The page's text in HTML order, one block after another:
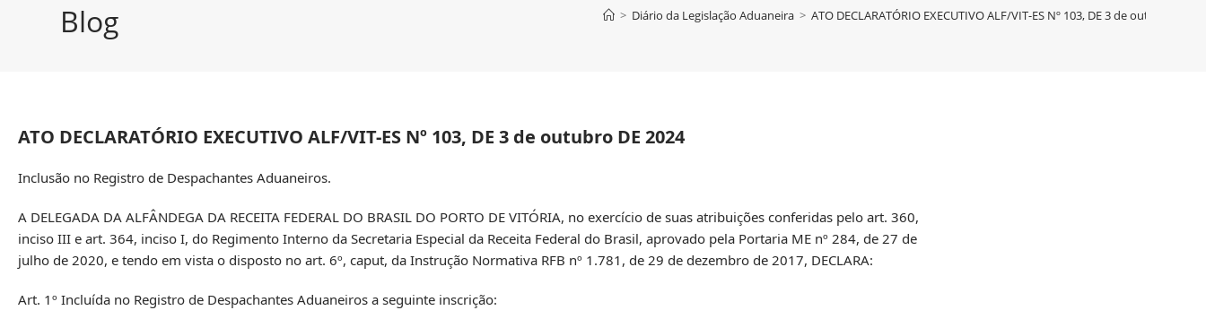
Blog > Diário da Legislação Aduaneira > ATO DECLARATÓRIO EXECUTIVO ALF/VIT-ES Nº 103, DE 3 de outubro DE
ATO DECLARATÓRIO EXECUTIVO ALF/VIT-ES Nº 103, DE 3 de outubro DE 2024
Inclusão no Registro de Despachantes Aduaneiros.
A DELEGADA DA ALFÂNDEGA DA RECEITA FEDERAL DO BRASIL DO PORTO DE VITÓRIA, no exercício de suas atribuições conferidas pelo art. 360,
inciso III e art. 364, inciso I, do Regimento Interno da Secretaria Especial da Receita Federal do Brasil, aprovado pela Portaria ME nº 284, de 27 de
julho de 2020, e tendo em vista o disposto no art. 6º, caput, da Instrução Normativa RFB nº 1.781, de 29 de dezembro de 2017, DECLARA:
Art. 1º Incluída no Registro de Despachantes Aduaneiros a seguinte inscrição: